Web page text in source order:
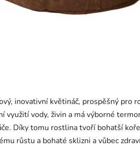
inovativní květináč, prospěšný pro
využití vody, živin a má výborné
Díky tomu rostlina tvoří bohatší
růstu a bohaté sklizni a vůbec